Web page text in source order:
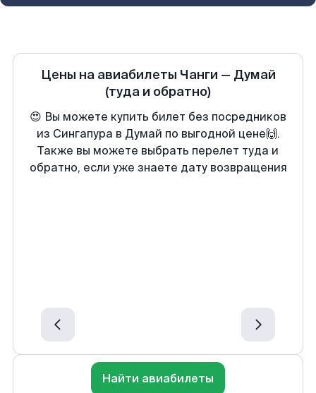
Цены на авиабилеты Чанги — Думай
(туда и обратно)
😍 Вы можете купить билет без посредников
из Сингапура в Думай по выгодной цене🙌.
Также вы можете выбрать перелет туда и
обратно, если уже знаете дату возвращения
Найти авиабилеты